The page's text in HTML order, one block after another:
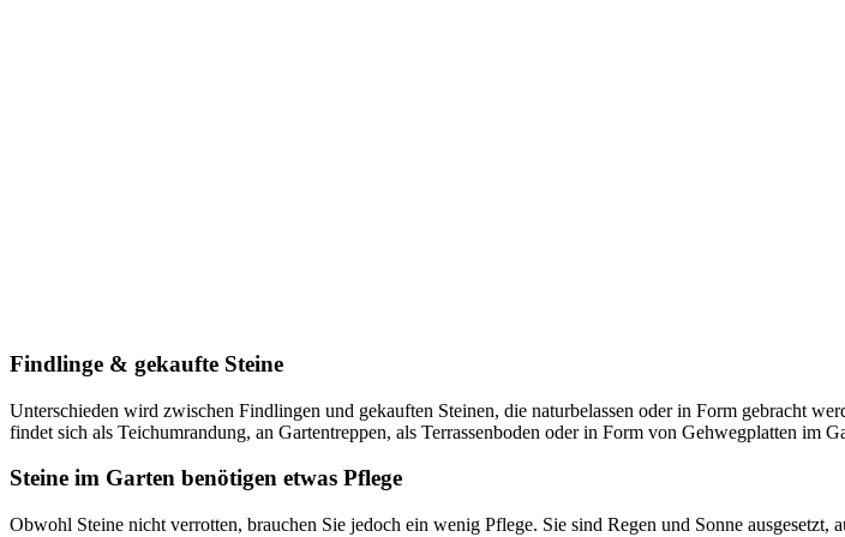
Findlinge & gekaufte Steine
Unterschieden wird zwischen Findlingen und gekauften Steinen, die naturbelassen oder in Form gebracht
findet sich als Teichumrandung, an Gartentreppen, als Terrassenboden oder in Form von Gehwegplatten im
Steine im Garten benötigen etwas Pflege
Obwohl Steine nicht verrotten, brauchen Sie jedoch ein wenig Pflege. Sie sind Regen und Sonne